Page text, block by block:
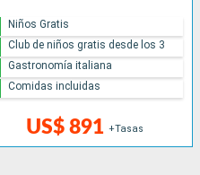
US$ 891 +Tasas
Niños Gratis
Club de niños gratis desde los 3
Gastronomía italiana
Comidas incluidas